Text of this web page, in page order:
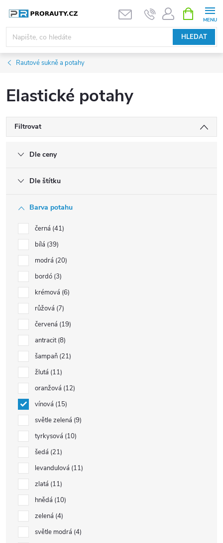
obsah
HLEDAT
NÁKUPNÍ
KOŠÍK
Rautové sukně a potahy
Elastické potahy
Filtrovat
Dle ceny
Dle štítku
Barva potahu
černá 41
bílá 39
modrá 20
bordó 3
krémová 6
růžová 7
červená 19
antracit 8
šampaň 21
žlutá 11
oranžová 12
vínová 15
světle zelená 9
tyrkysová 10
šedá 21
levandulová 11
zlatá 11
hnědá 10
zelená 4
světle modrá 4